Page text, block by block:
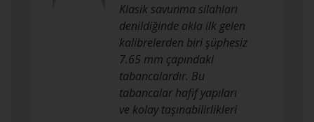
Klasik savunma silahları
denildiğinde akla ilk gelen
kalibrelerden biri şüphesiz
7.65 mm çapındaki
tabancalardır. Bu
tabancalar hafif yapıları
ve kolay taşınabilirlikleri